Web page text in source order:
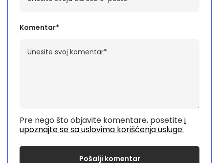
Komentar*
Pre nego što objavite komentare, posetitei
upoznajte se sa uslovima korišćenja usluge.